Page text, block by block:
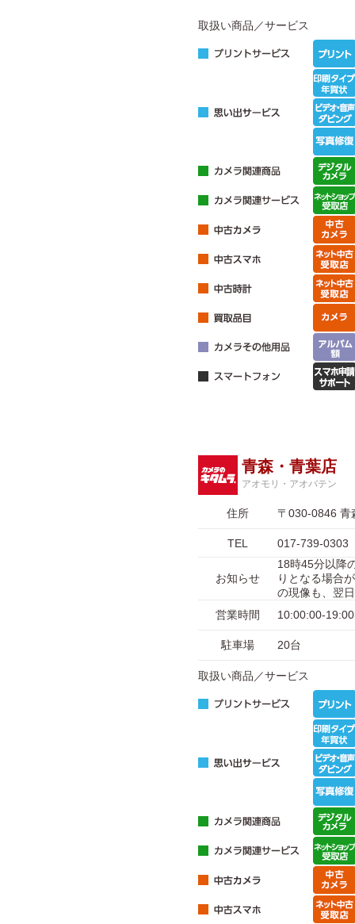
取扱い商品／サービス
青森・青葉店
アオモリ・アオバテン
住所 〒030-0846 青
TEL 017-739-0303
お知らせ
18時45分以降
りとなる場合
の現像も、翌
営業時間
10:00:00-
駐車場 20台
取扱い商品／サービス